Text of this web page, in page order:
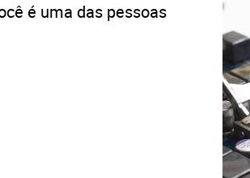
é uma das pessoas